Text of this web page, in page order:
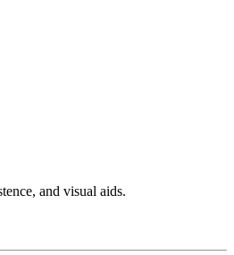
and visual aids.